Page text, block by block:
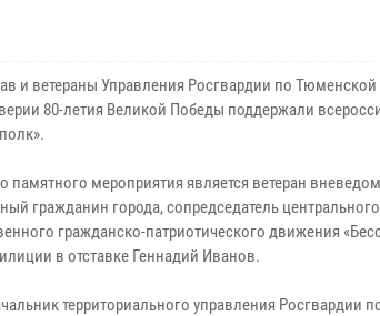
и ветераны Управления Росгвардии по Тюменской
80-летия Великой Победы поддержали
мероприятия является ветеран
гражданин города, сопредседатель
гражданско-патриотического движения
в отставке Геннадий Иванов.
территориального управления Росгвардии